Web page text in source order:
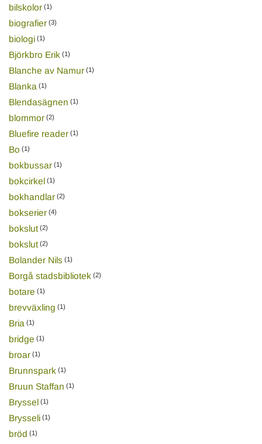
bilskolor(1)
biografier(3)
biologi(1)
Björkbro Erik (1)
Blanche av Namur(1)
Blanka (1)
Blendasägnen (1)
blommor(2)
Bluefire reader(1)
Bo (1)
bokbussar(1)
bokcirkel(1)
bokhandlar(2)
bokserier(4)
bokslut(2)
bokslut(2)
Bolander Nils (1)
Borgå stadsbibliotek (2)
botare (1)
brevväxling (1)
Bria (1)
bridge (1)
broar(1)
Brunnspark (1)
Bruun Staffan (1)
Bryssel(1)
Brysseli(1)
bröd (1)